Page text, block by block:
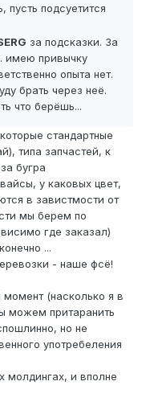
пусть подсуетится
за подсказки. За
имею привычку
опыта нет.
брать через неё.
что берёшь...
стандартные
типа запчастей, к
бугра
у каковых цвет,
в завистмости от
мы берем по
где заказал)
...
- наше фсё!
(насколько я в
можем притаранить
но не
употребеления
молдингах, и вполне